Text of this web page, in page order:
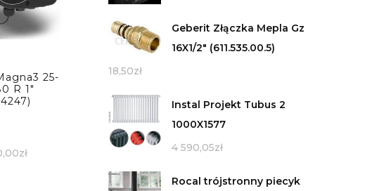
25-
R 1″
zł
Geberit Złączka Mepla Gz
16X1/2" (611.535.00.5)
18,50zł
Instal Projekt Tubus 2
1000X1577
4 590,05zł
Rocal trójstronny piecyk